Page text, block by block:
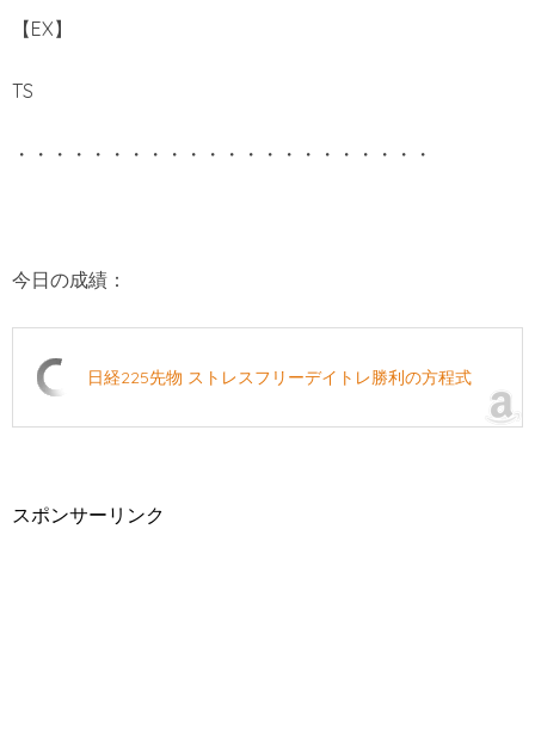
【EX】
TS
・・・・・・・・・・・・・・・・・・・・・・
今日の成績：
日経225先物 ストレスフリーデイトレ勝利の方程式
スポンサーリンク